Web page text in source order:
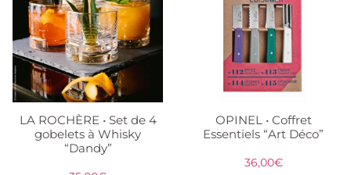
LA ROCHÈRE • Set de 4
gobelets à Whisky
“Dandy”
OPINEL • Coffret
Essentiels “Art Déco”
36,00€